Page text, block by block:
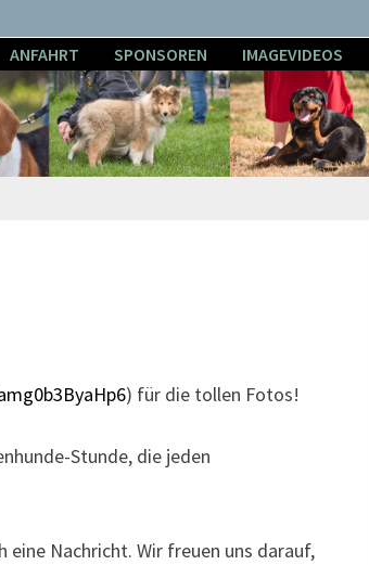
ANFAHRT SPONSOREN IMAGEVIDEOS
) für die tollen Fotos!
Stunde, die jeden
eine Nachricht. Wir freuen uns darauf,